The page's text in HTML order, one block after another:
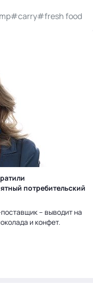
#carry#fresh food
потребительский
– выводит на
и конфет.